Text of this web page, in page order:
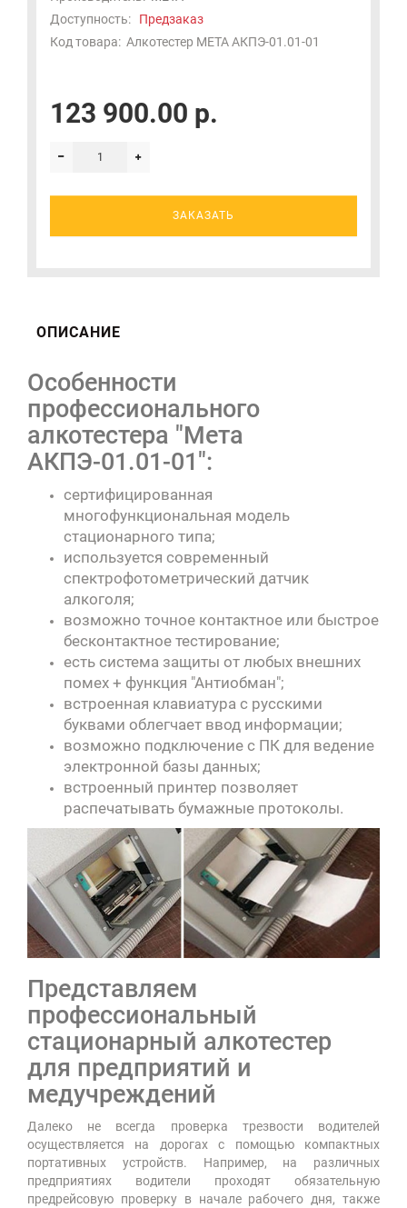
Доступность: Предзаказ
Код товара: Алкотестер МЕТА АКПЭ-01.01-01
123 900.00 р.
ЗАКАЗАТЬ
ОПИСАНИЕ
Особенности
профессионального
алкотестера "Мета
АКПЭ-01.01-01":
сертифицированная
многофункциональная модель
стационарного типа;
используется современный
спектрофотометрический датчик
алкоголя;
возможно точное контактное или быстрое
бесконтактное тестирование;
есть система защиты от любых внешних
помех + функция "Антиобман";
встроенная клавиатура с русскими
буквами облегчает ввод информации;
возможно подключение с ПК для ведение
электронной базы данных;
встроенный принтер позволяет
распечатывать бумажные протоколы.
Представляем
профессиональный
стационарный алкотестер
для предприятий и
медучреждений
Далеко не всегда проверка трезвости водителей
осуществляется на дорогах с помощью компактных
портативных устройств. Например, на различных
предприятиях водители проходят обязательную
предрейсовую проверку в начале рабочего дня, также